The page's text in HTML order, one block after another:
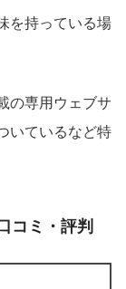
を持っている場
の専用ウェブサ
いているなど特
コミ・評判